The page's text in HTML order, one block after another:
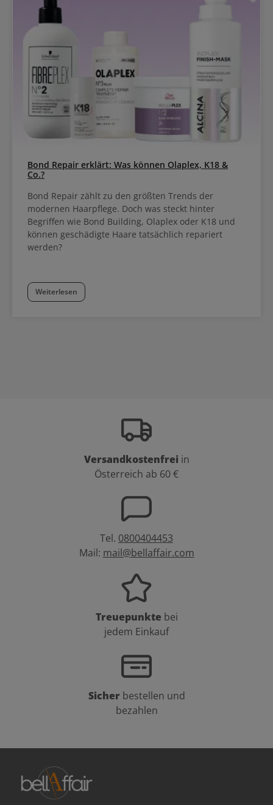
Bond Repair erklärt: Was können Olaplex, K18 &
Co.?
Bond Repair zählt zu den größten Trends der
modernen Haarpflege. Doch was steckt hinter
Begriffen wie Bond Building, Olaplex oder K18 und
können geschädigte Haare tatsächlich repariert
werden?
Weiterlesen
Versandkostenfrei in
Österreich ab 60 €
Tel. 0800404453
Mail: mail@bellaffair.com
Treuepunkte bei
jedem Einkauf
Sicher bestellen und
bezahlen